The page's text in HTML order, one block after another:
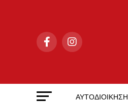
ΑΥΤΟΔΙΟΊΚΗΣΗ